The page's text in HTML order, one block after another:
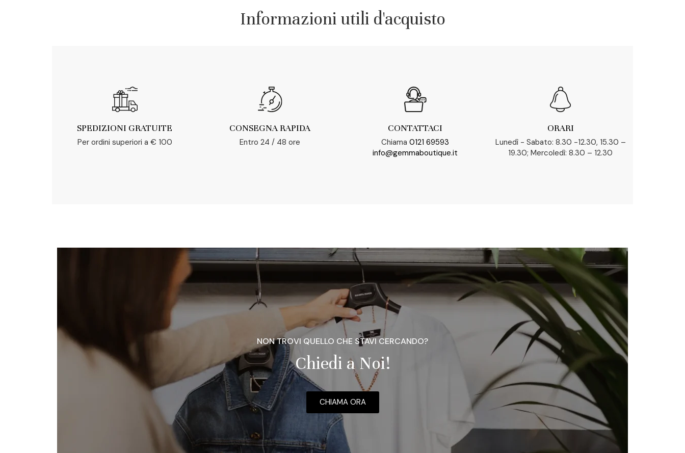
Informazioni utili d'acquisto
SPEDIZIONI GRATUITE
Per ordini superiori a € 100
CONSEGNA RAPIDA
Entro 24 / 48 ore
CONTATTACI
Chiama 0121 69593
info@gemmaboutique.it
ORARI
Lunedì - Sabato: 8.30 -12.30, 15.30 –
19.30; Mercoledì: 8.30 – 12.30
NON TROVI QUELLO CHE STAVI CERCANDO?
Chiedi a Noi!
CHIAMA ORA